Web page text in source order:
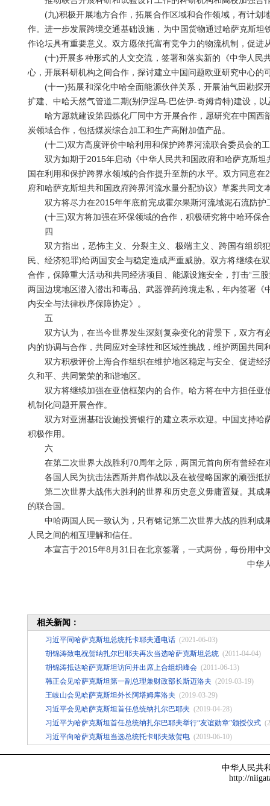
(九)积极开展地方合作，拓展合作区域和合作领域，有计划
作。进一步发展跨境交通基础设施，为中国货物通过哈萨克斯
作论坛具有重要意义。双方愿依托富有竞争力的物流机制，促进
(十)开展多种形式的人文交流，签署和落实新的《中华人民
心，开展科研机构之间合作，探讨建立中国问题欧亚研究中心的
(十一)拓展和深化中哈全面能源伙伴关系，开展油气田勘探
扩建、中哈天然气管道二期(别伊涅乌-巴佐伊-奇姆肯特)建设，
哈方愿就建设第四炼化厂同中方开展合作，愿研究在中国西
炭领域合作，包括煤炭综合加工和生产高附加值产品。
(十二)双方高度评价中哈利用和保护跨界河流联合委员会的
双方如期于2015年启动《中华人民共和国政府和哈萨克斯坦
国在利用和保护跨界水领域的合作提升至新的水平。双方同意
府和哈萨克斯坦共和国政府跨界河流水量分配协议》草案共同文
双方将尽力在2015年年底前完成霍尔果斯河流域泥石流防护
(十三)双方将加强在环保领域的合作，积极研究将中哈环保合
四
双方指出，恐怖主义、分裂主义、极端主义、跨国有组织
民、经济犯罪)给两国安全与稳定造成严重威胁。双方将继续在
合作，保障重大活动和共同经济项目、能源设施安全，打击“三
两国边境地区潜入潜出和毒品、武器弹药跨境走私，年内签署
内安全与法律秩序保障协定》。
五
双方认为，在当今世界发生深刻复杂变化的背景下，双方有
内的协调与合作，共同应对全球性和区域性挑战，维护两国共同
双方积极评价上海合作组织在维护地区稳定与安全、促进经
久和平、共同繁荣的和谐地区。
双方将继续加强在亚信框架内的合作。哈方将在中方担任亚
机制化问题开展合作。
双方对亚洲基础设施投资银行的建立表示欢迎。中国支持哈
积极作用。
六
在第二次世界大战胜利70周年之际，两国元首向所有曾经在
各国人民为抗击法西斯并肩作战以及在被侵略国家的顽强抵
第二次世界大战伟大胜利的世界和历史意义毋庸置疑。其成
的联合国。
中哈两国人民一致认为，只有铭记第二次世界大战的胜利成
人民之间的相互理解和信任。
本宣言于2015年8月31日在北京签署，一式两份，每份用中
中华人民共和国 哈萨
相关新闻：
习近平同哈萨克斯坦总统托卡耶夫通电话 (2021-06-03)
胡锦涛致电祝贺纳扎尔巴耶夫再次当选哈萨克斯坦总统 (2011-04-04)
胡锦涛抵达哈萨克斯坦访问并出席上合组织峰会 (2011-06-13)
韩正会见哈萨克斯坦第一副总理兼财政部长斯迈洛夫 (2019-03-19)
王岐山会见哈萨克斯坦外长阿塔姆库洛夫 (2019-03-29)
习近平会见哈萨克斯坦首任总统纳扎尔巴耶夫 (2019-04-28)
习近平为哈萨克斯坦首任总统纳扎尔巴耶夫举行“友谊勋章”颁授仪式
习近平向哈萨克斯坦当选总统托卡耶夫致贺电 (2019-06-10)
中华人民共
http://